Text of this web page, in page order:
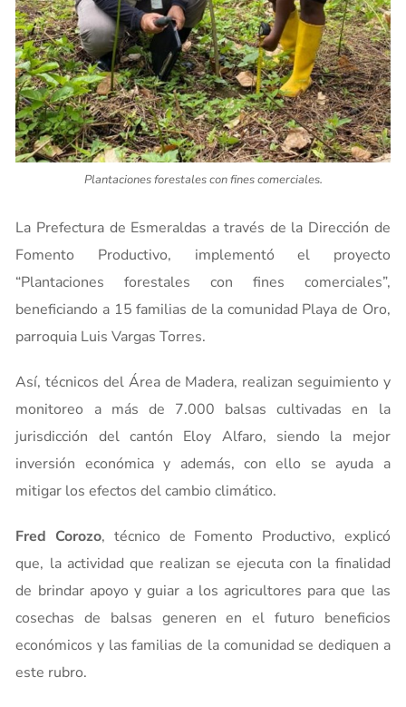
Plantaciones forestales con fines comerciales.
La Prefectura de Esmeraldas a través de la Dirección de
Fomento Productivo, implementó el proyecto
“Plantaciones forestales con fines comerciales”,
beneficiando a 15 familias de la comunidad Playa de Oro,
parroquia Luis Vargas Torres.
Así, técnicos del Área de Madera, realizan seguimiento y
monitoreo a más de 7.000 balsas cultivadas en la
jurisdicción del cantón Eloy Alfaro, siendo la mejor
inversión económica y además, con ello se ayuda a
mitigar los efectos del cambio climático.
Fred Corozo, técnico de Fomento Productivo, explicó
que, la actividad que realizan se ejecuta con la finalidad
de brindar apoyo y guiar a los agricultores para que las
cosechas de balsas generen en el futuro beneficios
económicos y las familias de la comunidad se dediquen a
este rubro.